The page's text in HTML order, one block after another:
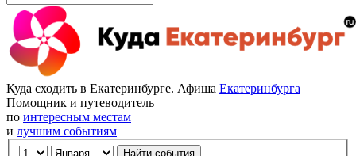
Куда сходить в Екатеринбурге. Афиша Екатеринбурга
Помощник и путеводитель
по интересным местам
и лучшим событиям